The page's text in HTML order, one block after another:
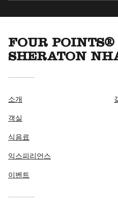
FOUR POINTS®
SHERATON
소개
객실
식음료
익스피리언스
이벤트